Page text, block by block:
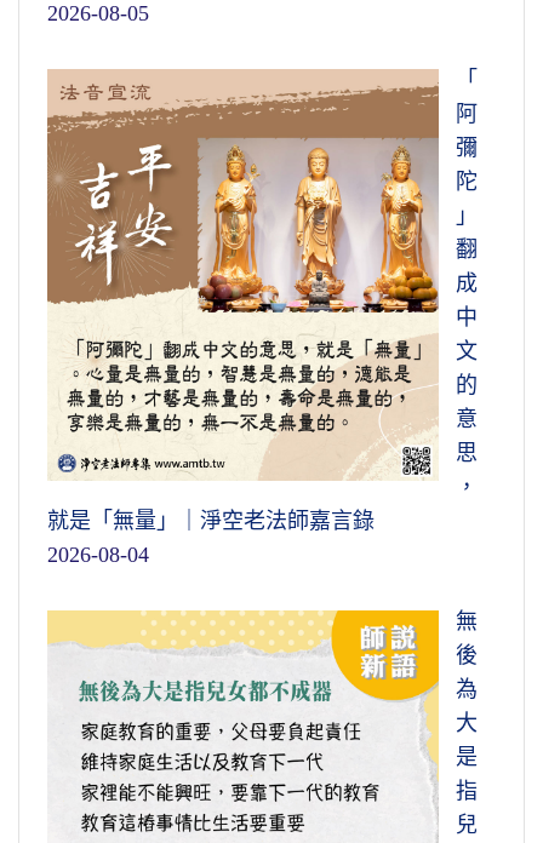
2026-08-05
「
阿
彌
陀
」
翻
成
中
文
的
意
思
，
就是「無量」｜淨空老法師嘉言錄
2026-08-04
無
後
為
大
是
指
兒